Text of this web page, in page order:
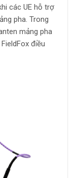
các UE hỗ trợ
pha. Trong
mảng pha
điều